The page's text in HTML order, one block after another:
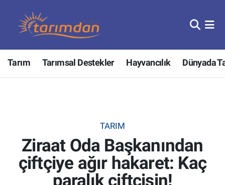
Tarım Tarımsal Destekler Hayvancılık Dünyada
TARIM
Ziraat Oda Başkanından
çiftçiye ağır hakaret: Kaç
paralık çiftçisin!
Tarım
Hayvancılık
Tarımsal Destekler
Tarım Bakanlığı
Nöbetçi Eczaneler
Hava Durumu
Tüm Manşetler
Son Dakika Haberleri